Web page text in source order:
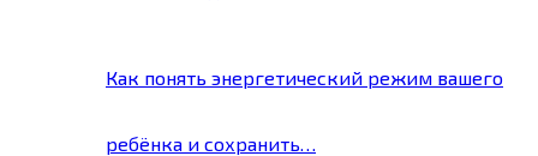
Как понять энергетический режим вашего
ребёнка и сохранить…